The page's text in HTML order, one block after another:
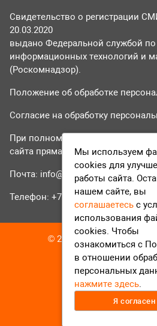
Свидетельство о регистрации
20.03.2020
выдано Федеральной службой по
информационных технологий и
(Роскомнадзор).
Положение об обработке
Согласие на обработку
При полном или частичном
сайта прямая гиперссылка на
Почта: info@tvr24.tv
Телефон: +7 (496) 551-04-95
© 2016-2023 ТВР24 Все
Мы используем
cookies для
работы сайта.
нашем сайте, вы
соглашаетесь с
использования
cookies. Чтобы
ознакомиться с
в отношении
персональных
нажмите здесь.
Я согласен